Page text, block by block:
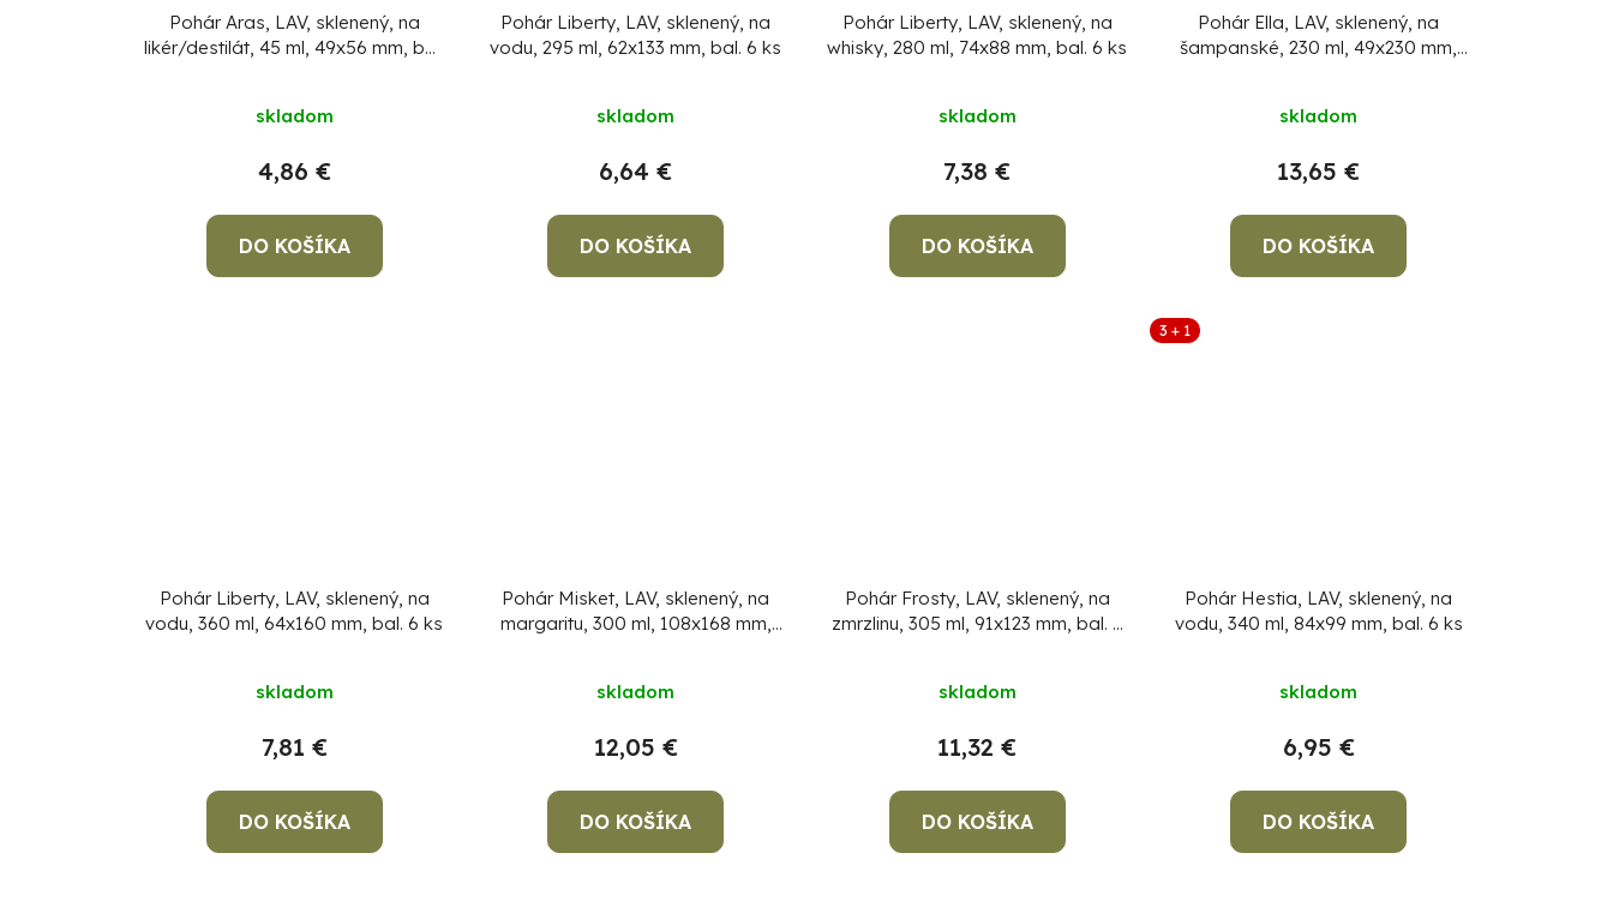
Pohár Aras, LAV, sklenený, na
likér/destilát, 45 ml, 49x56 mm, bal.
skladom
4,86 €
DO KOŠÍKA
Pohár Liberty, LAV, sklenený, na
vodu, 295 ml, 62x133 mm, bal. 6 ks
skladom
6,64 €
DO KOŠÍKA
Pohár Liberty, LAV, sklenený, na
whisky, 280 ml, 74x88 mm, bal. 6 ks
skladom
7,38 €
DO KOŠÍKA
Pohár Ella, LAV, sklenený, na
šampanské, 230 ml, 49x230 mm,
skladom
13,65 €
DO KOŠÍKA
Pohár Liberty, LAV, sklenený, na
vodu, 360 ml, 64x160 mm, bal. 6 ks
skladom
7,81 €
DO KOŠÍKA
Pohár Misket, LAV, sklenený, na
margaritu, 300 ml, 108x168 mm,
skladom
12,05 €
DO KOŠÍKA
Pohár Frosty, LAV, sklenený, na
zmrzlinu, 305 ml, 91x123 mm, bal. 6
skladom
11,32 €
DO KOŠÍKA
3 + 1
Pohár Hestia, LAV, sklenený, na
vodu, 340 ml, 84x99 mm, bal. 6 ks
skladom
6,95 €
DO KOŠÍKA